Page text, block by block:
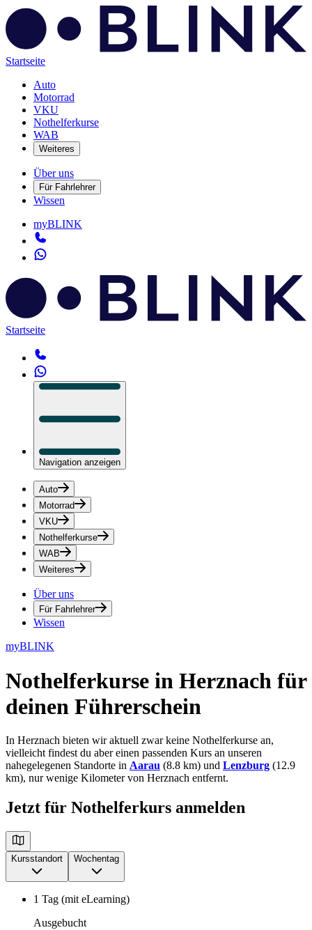
Startseite
Auto
Motorrad
VKU
Nothelferkurse
WAB
Weiteres
Über uns
Für Fahrlehrer
Wissen
myBLINK
Startseite
Navigation anzeigen
Auto
Motorrad
VKU
Nothelferkurse
WAB
Weiteres
Über uns
Für Fahrlehrer
Wissen
myBLINK
Nothelferkurse in Herznach für
deinen Führerschein
In Herznach bieten wir aktuell zwar keine Nothelferkurse an,
vielleicht findest du aber einen passenden Kurs an unseren
nahegelegenen Standorte in Aarau (8.8 km) und Lenzburg (12.9
km), nur wenige Kilometer von Herznach entfernt.
Jetzt für Nothelferkurs anmelden
Kursstandort Wochentag
1 Tag (mit eLearning)
Ausgebucht